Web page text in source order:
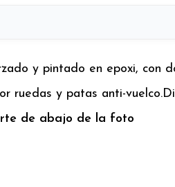
y pintado en epoxi, con
ruedas y patas anti-vuelco.
de abajo de la foto